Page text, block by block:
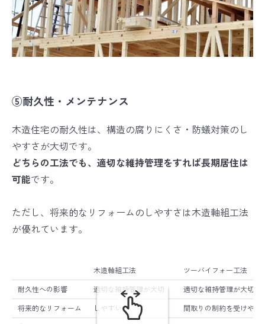
⑤耐久性・メンテナンス
木造住宅の耐久性は、構造の腐りにくさ・防蟻対策のし
やすさが大切です。
どちらの工法でも、適切な維持管理をすれば長期居住は
可能です。
ただし、将来的なリフォームのしやすさは木造軸組工法
が優れています。
木造軸組工法 ツーバイフォー工法
耐久性への影響 適切な維持管理が大切 適切な維持管理が大切
将来的なリフォーム しやすい 間取りの制約を受けやす